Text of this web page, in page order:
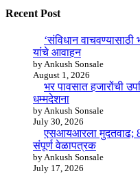
Recent Post
‘संविधान
यांचे आवाहन
by Ankush Sonsale
August 1, 2026
भर पावसात हजारोंची
धम्मदेशना
by Ankush Sonsale
July 30, 2026
एसआयआरला मुदतवाढ; 8
संपूर्ण वेळापत्रक
by Ankush Sonsale
July 17, 2026